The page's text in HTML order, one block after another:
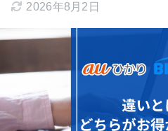
2026年8月2日